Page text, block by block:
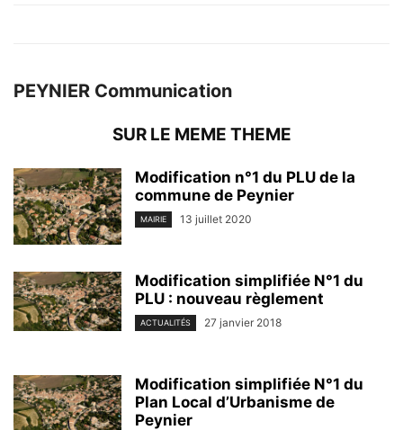
PEYNIER Communication
SUR LE MEME THEME
Modification n°1 du PLU de la
commune de Peynier
MAIRIE 13 juillet 2020
Modification simplifiée N°1 du
PLU : nouveau règlement
ACTUALITÉS 27 janvier 2018
Modification simplifiée N°1 du
Plan Local d’Urbanisme de
Peynier